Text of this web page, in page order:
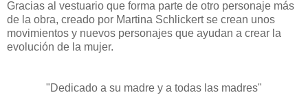
Gracias al vestuario que forma parte de otro personaje más
de la obra, creado por Martina Schlickert se crean unos
movimientos y nuevos personajes que ayudan a crear la
evolución de la mujer.
"Dedicado a su madre y a todas las madres"